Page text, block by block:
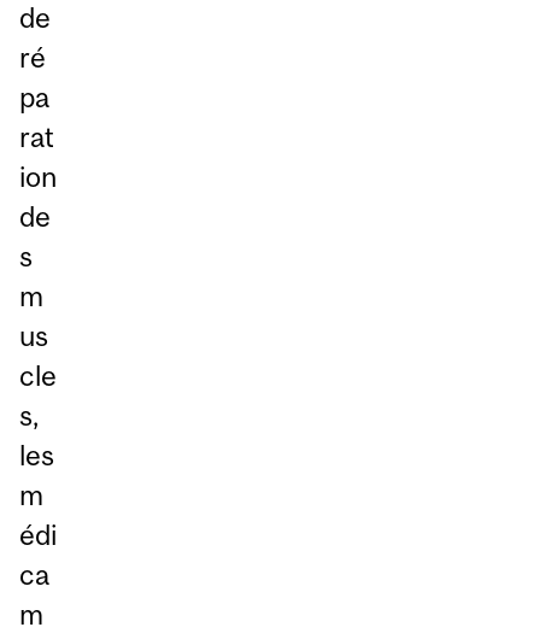
de
ré
pa
rat
ion
de
s
m
us
cle
s,
les
m
édi
ca
m